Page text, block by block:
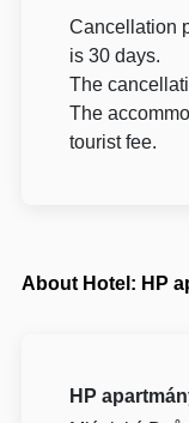
Cancellation
is 30 days.
The
The
tourist fee.
About Hotel: HP
HP